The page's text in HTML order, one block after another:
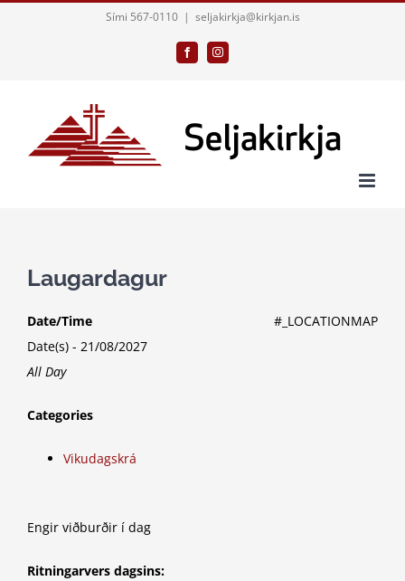
Sími 567-0110 | seljakirkja@kirkjan.is
FacebookInstagram
Laugardagur
#_LOCATIONMAP
Date/Time
Date(s) - 21/08/2027
All Day
Categories
Vikudagskrá
Engir viðburðir í dag
Ritningarvers dagsins: